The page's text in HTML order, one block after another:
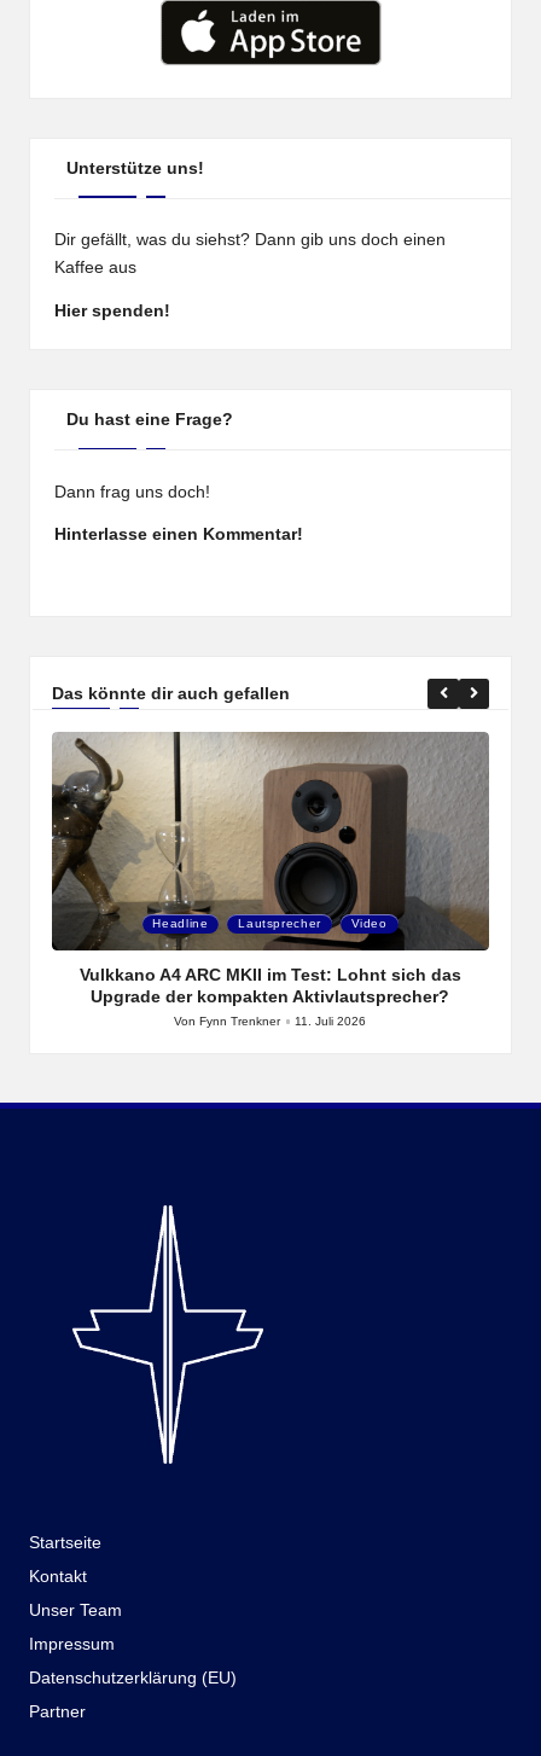
Unterstütze uns!
Dir gefällt, was du siehst? Dann gib uns doch einen
Kaffee aus
Hier spenden!
Du hast eine Frage?
Dann frag uns doch!
Hinterlasse einen Kommentar!
Das könnte dir auch gefallen
Posted
in
Headline Lautsprecher Video
Vulkkano A4 ARC MKII im Test: Lohnt sich das
Upgrade der kompakten Aktivlautsprecher?
Posted
Von Fynn Trenkner 11. Juli 2026
Startseite
Kontakt
Unser Team
Impressum
Datenschutzerklärung (EU)
Partner